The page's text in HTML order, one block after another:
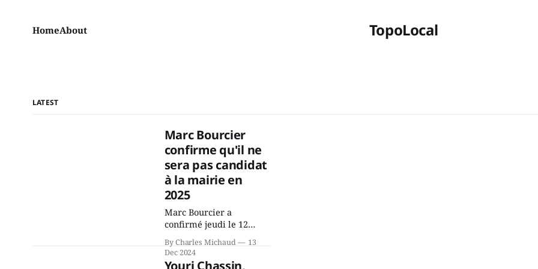
TopoLocal
HomeAbout
LATEST
Marc Bourcier
confirme qu'il ne
sera pas candidat
à la mairie en
2025
Marc Bourcier a
confirmé jeudi le 12
décembre ce qu’il avait
annoncé dès 2021: il ne
sollicitera pas de
By Charles Michaud
13
Dec 2024
Youri Chassin,